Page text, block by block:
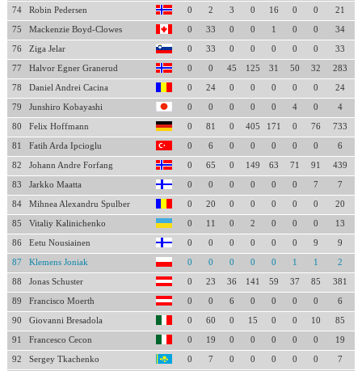
74 Robin Pedersen 0 2 3 0 16 0 0 21
75 Mackenzie Boyd-Clowes 0 33 0 0 1 0 0 34
76 Ziga Jelar 0 33 0 0 0 0 0 33
77 Halvor Egner Granerud 0 0 45 125 31 50 32 283
78 Daniel Andrei Cacina 0 24 0 0 0 0 0 24
79 Junshiro Kobayashi 0 0 0 0 0 4 0 4
80 Felix Hoffmann 0 81 0 405 171 0 76 733
81 Fatih Arda Ipcioglu 0 6 0 0 0 0 0 6
82 Johann Andre Forfang 0 65 0 149 63 71 91 439
83 Jarkko Maatta 0 0 0 0 0 0 7 7
84 Mihnea Alexandru Spulber 0 20 0 0 0 0 0 20
85 Vitaliy Kalinichenko 0 11 0 2 0 0 0 13
86 Eetu Nousiainen 0 0 0 0 0 0 9 9
87 Klemens Joniak 0 0 0 0 0 1 1 2
88 Jonas Schuster 0 23 36 141 59 37 85 381
89 Francisco Moerth 0 0 6 0 0 0 0 6
90 Giovanni Bresadola 0 60 0 15 0 0 10 85
91 Francesco Cecon 0 19 0 0 0 0 0 19
92 Sergey Tkachenko 0 7 0 0 0 0 0 7